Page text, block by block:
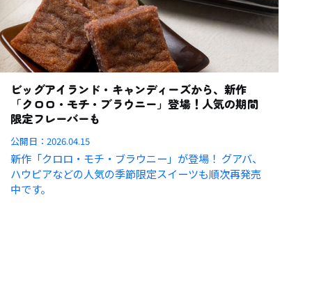
ビッグアイランド・キャンディーズから、新作
「クロロ・モチ・ブラウニー」登場！人気の期間
限定フレーバーも
公開日：2026.04.15
新作「クロロ・モチ・ブラウニー」が登場！ グアバ、
ハウピアなどの人気の季節限定スイーツも順次再発売
中です。